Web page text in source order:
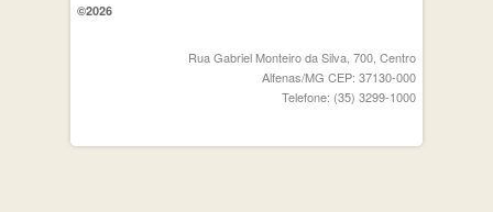
©2026
Rua Gabriel Monteiro da Silva, 700, Centro
Alfenas/MG CEP: 37130-000
Telefone: (35) 3299-1000